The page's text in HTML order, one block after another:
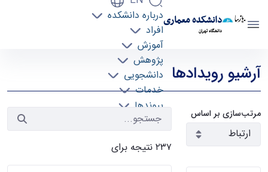
دانشکده معماری
دانشگاه تهران
درباره دانشکده
افراد
آموزش
پژوهش
دانشجویی
خدمات
پیوندها
تماس با ما
رویدادها - دانشکده معماری arch
آرشیو رویدادها
مرتب‌سازی بر اساس
۲۳۷ نتیجه برای